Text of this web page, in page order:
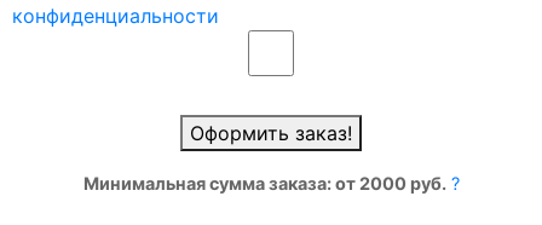
конфиденциальности
Оформить заказ!
Минимальная сумма заказа: от 2000 руб. ?